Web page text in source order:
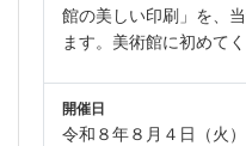
館の美しい印刷」を、
ます。美術館に初めて
開催日
令和８年８月４日（火）